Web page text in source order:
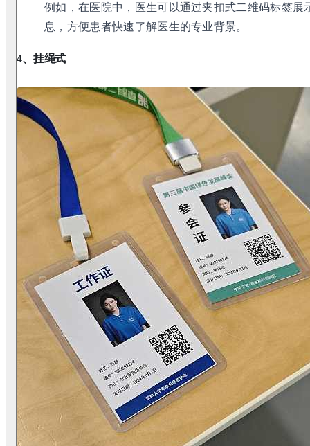
例如，在医院中，医生可以通过夹扣式二维码标签展
息，方便患者快速了解医生的专业背景。
4、挂绳式